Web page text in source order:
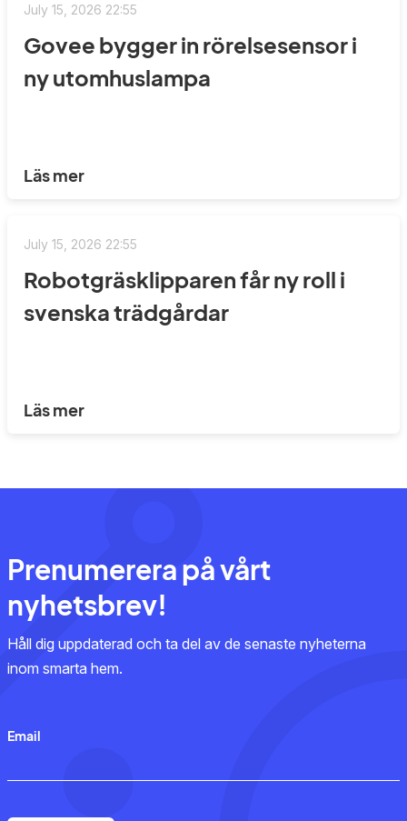
July 15, 2026 22:55
Govee bygger in rörelsesensor i
ny utomhuslampa
Läs mer
July 15, 2026 22:55
Robotgräsklipparen får ny roll i
svenska trädgårdar
Läs mer
Prenumerera på vårt
nyhetsbrev!
Håll dig uppdaterad och ta del av de senaste nyheterna
inom smarta hem.
Email